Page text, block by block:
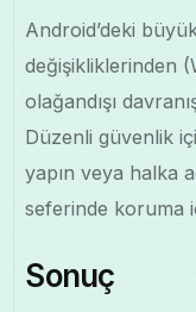
Android’deki
değişikliklerinden
olağandışı
Düzenli güvenlik
yapın veya halka
seferinde koruma
Sonuç